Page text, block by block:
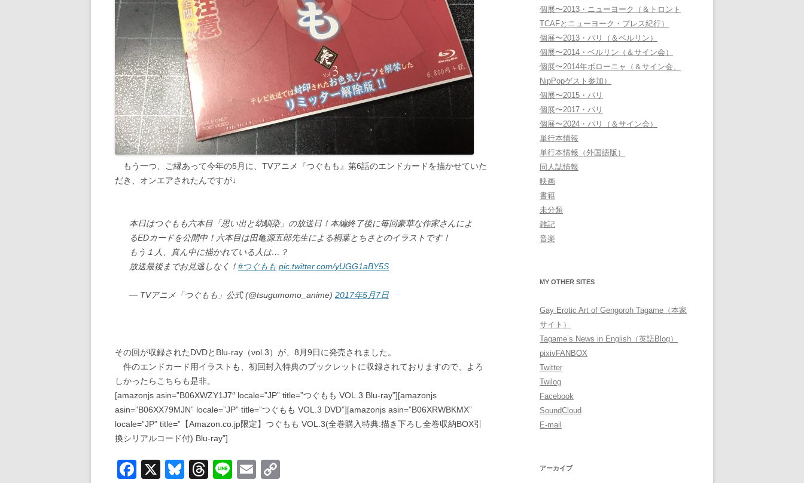
もう一つ、ご縁あって今年の5月に、TVアニメ『つぐもも』第6話のエンドカードを描かせていた
だき、オンエアされたんですが↓
本日はつぐもも六本目「思い出と幼馴染」の放送日！本編終了後に毎回豪華な作家さんによ
るEDカードを公開中！六本目は田亀源五郎先生による桐葉とちさとのイラストです！
もう１人、真ん中に描かれている人は…？
放送最後までお見逃しなく！ #つぐもも pic.twitter.com/yUGG1aBY5S
— TVアニメ「つぐもも」公式 (@tsugumomo_anime) 2017年5月7日
その回が収録されたDVDとBlu-ray（vol.3）が、8月9日に発売されました。
件のエンドカード用イラストも、初回封入特典のブックレットに収録されておりますので、よろ
しかったらこちらも是非。
[amazonjs asin=”B06XWZY1J7″ locale=”JP” title=”つぐもも VOL.3 Blu-ray”][amazonjs
asin=”B06XX79MJN” locale=”JP” title=”つぐもも VOL.3 DVD”][amazonjs asin=”B06XRWBKMX”
locale=”JP” title=”【Amazon.co.jp限定】つぐもも VOL.3(全巻購入特典:描き下ろし全巻収納BOX引
換シリアルコード付) Blu-ray”]
F
X
Bl
T
Li
E
個展〜2013・ニューヨーク（＆トロント
TCAFとニューヨーク・プレス紀行）
個展〜2013・パリ（＆ベルリン）
個展〜2014・ベルリン（＆サイン会）
個展〜2014年ボローニャ（＆サイン会、
NipPopゲスト参加）
個展〜2015・パリ
個展〜2017・パリ
個展〜2024・パリ（＆サイン会）
単行本情報
単行本情報（外国語版）
同人誌情報
映画
書籍
未分類
雑記
音楽
MY OTHER SITES
Gay Erotic Art of Gengoroh Tagame（本家
サイト）
Tagame’s News in English（英語Blog）
pixivFANBOX
Twitter
Twilog
Facebook
SoundCloud
E-mail
アーカイブ